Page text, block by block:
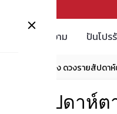
บทความ ปันโปร
ปันดวง ดวงรายสัปดา
รายสัปดาห์